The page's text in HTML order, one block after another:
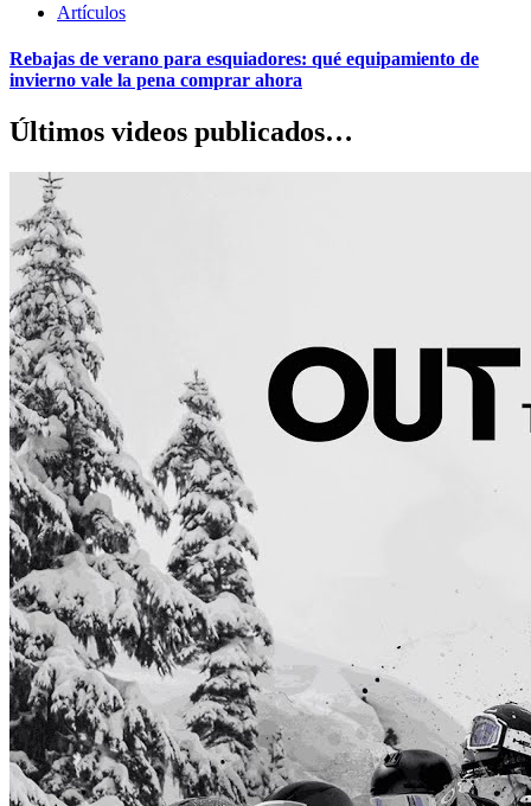
Artículos
Rebajas de verano para esquiadores: qué equipamiento de
invierno vale la pena comprar ahora
Últimos videos publicados…